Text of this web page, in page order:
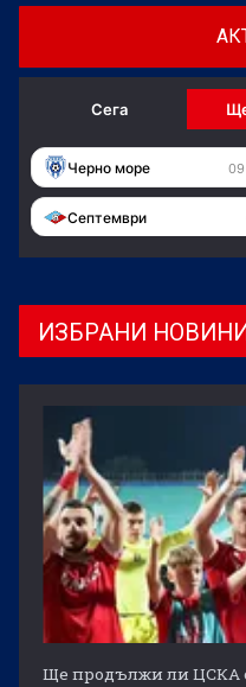
Сега
Черно море 09
Септември
ИЗБРАНИ НОВИНИ
Ще продължи ли ЦСКА